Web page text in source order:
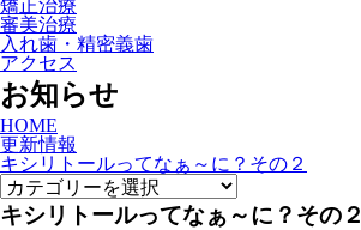
矯正治療
審美治療
入れ歯・精密義歯
アクセス
お知らせ
HOME
更新情報
キシリトールってなぁ～に？その２
キシリトールってなぁ～に？その２